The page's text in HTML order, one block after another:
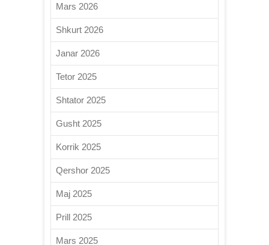
Mars 2026
Shkurt 2026
Janar 2026
Tetor 2025
Shtator 2025
Gusht 2025
Korrik 2025
Qershor 2025
Maj 2025
Prill 2025
Mars 2025